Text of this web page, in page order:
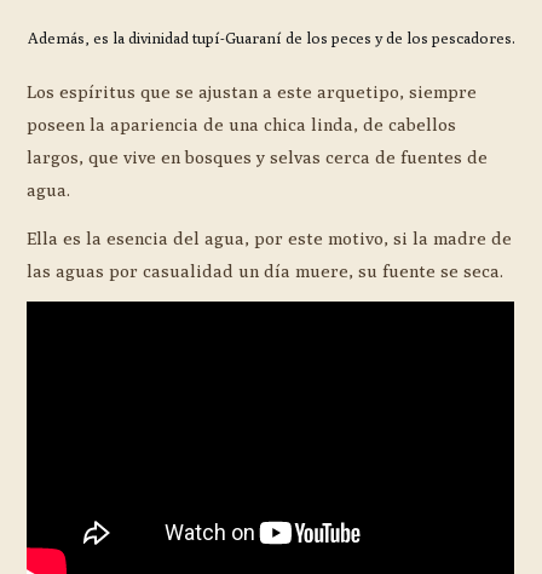
Además, es la divinidad tupí-Guaraní de los peces y de los pescadores.
Los espíritus que se ajustan a este arquetipo, siempre
poseen la apariencia de una chica linda, de cabellos
largos, que vive en bosques y selvas cerca de fuentes de
agua.
Ella es la esencia del agua, por este motivo, si la madre de
las aguas por casualidad un día muere, su fuente se seca.